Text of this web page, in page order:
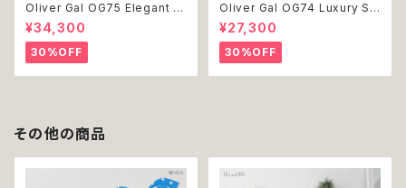
Oliver Gal OG75 Elegant E
ssentials Paris 絵 アート イ
ンテリア お祝い 贈り物 プレゼ
ント 結婚 新築 開店 周年 バー
スデイ 誕生日 ご褒美
¥34,300
30%OFF
Oliver Gal OG74 Luxury St
acked Shoes Rose Giftbo
x 絵 アート インテリア お祝い
贈り物 プレゼント 結婚 新築 開
店 周年 バースデイ 誕生日 ご褒
美
¥27,300
30%OFF
その他の商品